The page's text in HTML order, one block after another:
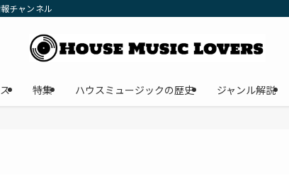
チャンネル
特集 ハウスミュージックの歴史 ジャンル解説